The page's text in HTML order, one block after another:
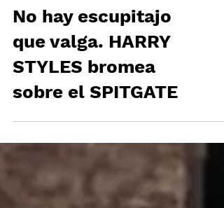
No hay escupitajo
que valga. HARRY
STYLES bromea
sobre el SPITGATE